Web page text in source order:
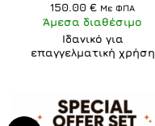
150.00 € Με ΦΠΑ
Άμεσα διαθέσιμο
Ιδανικό για
επαγγελματική χρήση